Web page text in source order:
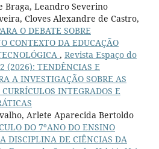
Braga, Leandro Severino
Cloves Alexandre de Castro,
O DEBATE SOBRE
CONTEXTO DA EDUCAÇÃO
, Revista Espaço do
(2026): TENDÊNCIAS E
A INVESTIGAÇÃO SOBRE AS
INTEGRADOS E
Arlete Aparecida Bertoldo
DO 7ºANO DO ENSINO
DISCIPLINA DE CIÊNCIAS DA